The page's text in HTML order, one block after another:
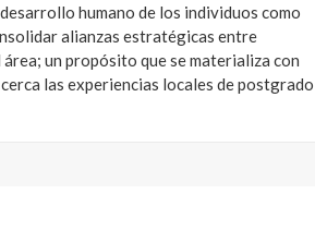
humano de los individuos como
alianzas estratégicas entre
un propósito que se materializa con
las experiencias locales de postgrado